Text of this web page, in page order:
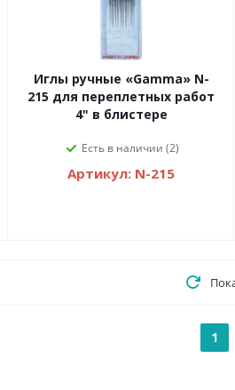
Иглы ручные «Gamma» N-
215 для переплетных работ
4" в блистере
Есть в наличии (2)
Артикул: N-215
1